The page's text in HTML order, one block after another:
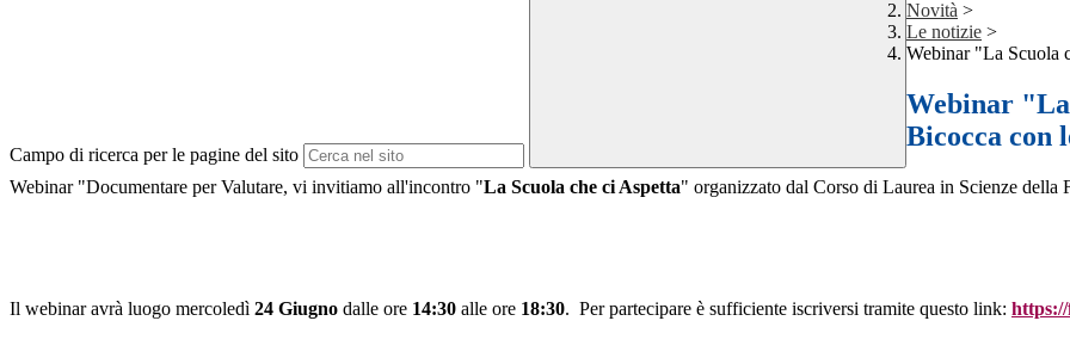
Campo di ricerca per le pagine del sito
Novità >
Le notizie >
Webinar "La Scuola
Webinar "La
Bicocca con
Webinar "Documentare per Valutare, vi invitiamo all'incontro "La Scuola che ci Aspetta" organizzato dal Corso di Laurea in Scienze
Il webinar avrà luogo mercoledì 24 Giugno dalle ore 14:30 alle ore 18:30. Per partecipare è sufficiente iscriversi tramite questo link: